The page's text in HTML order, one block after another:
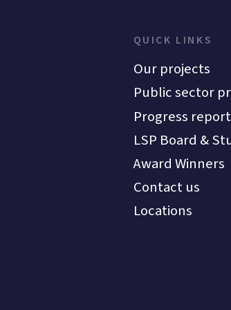
QUICK LINKS
Our projects
Public sector
Progress report
LSP Board &
Award Winners
Contact us
Locations